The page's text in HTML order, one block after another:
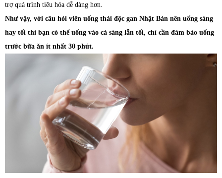
trợ quá trình tiêu hóa dễ dàng hơn.
Như vậy, với câu hỏi viên uống thải độc gan Nhật Bản nên uống sáng
hay tối thì bạn có thể uống vào cả sáng lẫn tối, chỉ cần đảm bảo uống
trước bữa ăn ít nhất 30 phút.